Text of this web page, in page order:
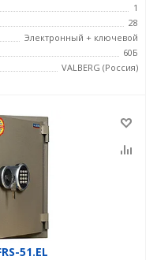
1
28
Электронный + ключевой
60Б
VALBERG (Россия)
51.EL